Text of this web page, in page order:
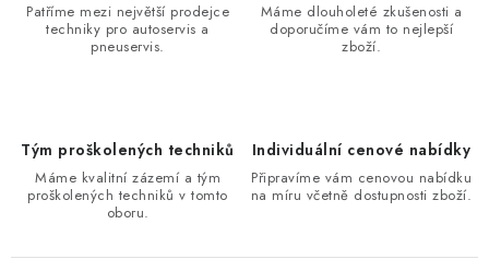
Patříme mezi největší prodejce
techniky pro autoservis a
pneuservis.
Máme dlouholeté zkušenosti a
doporučíme vám to nejlepší
zboží.
Tým proškolených techniků
Máme kvalitní zázemí a tým
proškolených techniků v tomto
oboru.
Individuální cenové nabídky
Připravíme vám cenovou nabídku
na míru včetně dostupnosti zboží.